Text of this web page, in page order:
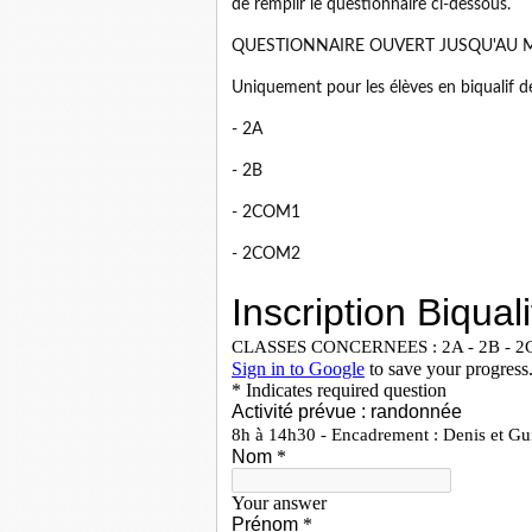
de remplir le questionnaire ci-dessous.
QUESTIONNAIRE OUVERT JUSQU'AU
Uniquement pour les élèves en biqualif
- 2A
- 2B
- 2COM1
- 2COM2